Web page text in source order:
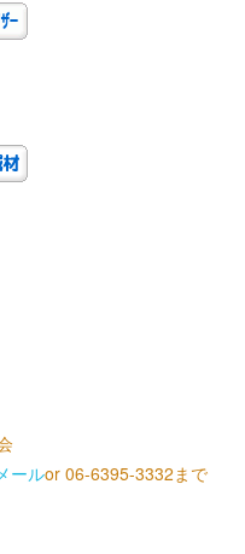
ールor 06-6395-3332まで